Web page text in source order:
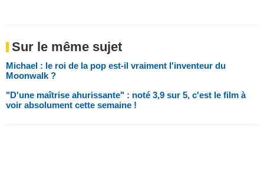
Sur le même sujet
Michael : le roi de la pop est-il vraiment l'inventeur du
Moonwalk ?
"D'une maîtrise ahurissante" : noté 3,9 sur 5, c'est le film à
voir absolument cette semaine !